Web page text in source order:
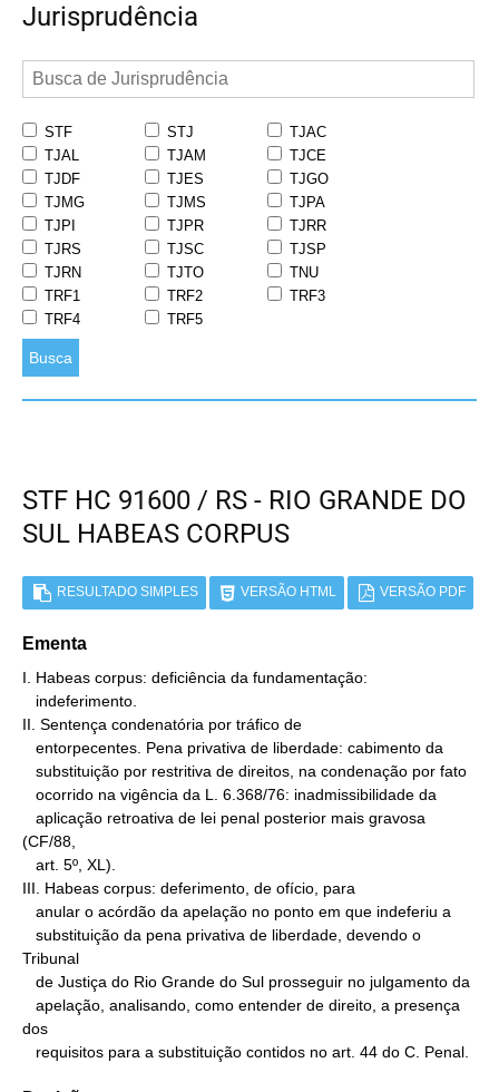
Jurisprudência
STF STJ
TJAC
TJAL
TJAM
TJCE
TJDF
TJES
TJGO
TJMG
TJMS
TJPA
TJPI
TJPR
TJRR
TJRS
TJSC
TJSP
TJRN
TJTO
TNU
TRF1
TRF2
TRF3
TRF4
TRF5
Busca
STF HC 91600 / RS - RIO GRANDE DO
SUL HABEAS CORPUS
RESULTADO SIMPLES VERSÃO HTML VERSÃO PDF
Ementa
I. Habeas corpus: deficiência da fundamentação:
II. Sentença condenatória por tráfico de
(CF/88,
III. Habeas corpus: deferimento, de ofício, para
Tribunal
dos
   requisitos para a substituição contidos no art. 44 do C. Penal.